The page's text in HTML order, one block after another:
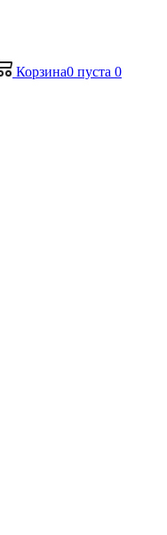
Корзина0 пуста 0